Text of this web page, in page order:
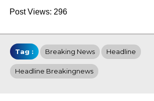
Post Views: 296
Tag : Breaking News Headline
Headline Breakingnews